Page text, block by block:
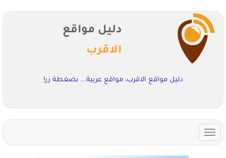
دليل مواقع
الاقرب
دليل مواقع الاقرب، مواقع عربية... بضغطة زر!
Toggle
navigation